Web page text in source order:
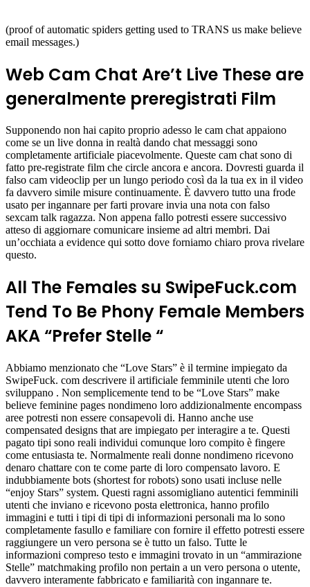
(proof of automatic spiders getting used to TRANS us make believe
email messages.)
Web Cam Chat Are’t Live These are
generalmente preregistrati Film
Supponendo non hai capito proprio adesso le cam chat appaiono
come se un live donna in realtà dando chat messaggi sono
completamente artificiale piacevolmente. Queste cam chat sono di
fatto pre-registrate film che circle ancora e ancora. Dovresti guarda il
falso cam videoclip per un lungo periodo così da la tua ex in il video
fa davvero simile misure continuamente. È davvero tutto una frode
usato per ingannare per farti provare invia una nota con falso
sexcam talk ragazza. Non appena fallo potresti essere successivo
atteso di aggiornare comunicare insieme ad altri membri. Dai
un’occhiata a evidence qui sotto dove forniamo chiaro prova rivelare
questo.
All The Females su SwipeFuck.com
Tend To Be Phony Female Members
AKA “Prefer Stelle “
Abbiamo menzionato che “Love Stars” è il termine impiegato da
SwipeFuck. com descrivere il artificiale femminile utenti che loro
sviluppano . Non semplicemente tend to be “Love Stars” make
believe feminine pages nondimeno loro addizionalmente encompass
aree potresti non essere consapevoli di. Hanno anche use
compensated designs that are impiegato per interagire a te. Questi
pagato tipi sono reali individui comunque loro compito è fingere
come entusiasta te. Normalmente reali donne nondimeno ricevono
denaro chattare con te come parte di loro compensato lavoro. E
indubbiamente bots (shortest for robots) sono usati incluse nelle
“enjoy Stars” system. Questi ragni assomigliano autentici femminili
utenti che inviano e ricevono posta elettronica, hanno profilo
immagini e tutti i tipi di tipi di informazioni personali ma lo sono
completamente fasullo e familiare con fornire il effetto potresti essere
raggiungere un vero persona se è tutto un falso. Tutte le
informazioni compreso testo e immagini trovato in un “ammirazione
Stelle” matchmaking profilo non pertain a un vero persona o utente,
davvero interamente fabbricato e familiarità con ingannare te.